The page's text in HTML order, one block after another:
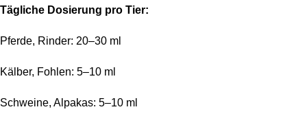
Tägliche Dosierung pro Tier:
Pferde, Rinder: 20–30 ml
Kälber, Fohlen: 5–10 ml
Schweine, Alpakas: 5–10 ml